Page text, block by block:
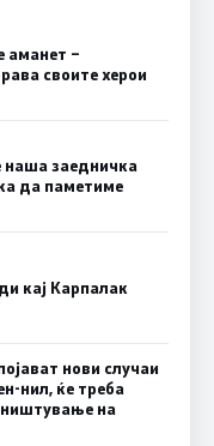
аманет –
своите херои
наша заедничка
да паметиме
кај Карпалак
нови случаи
нил, ќе треба
на